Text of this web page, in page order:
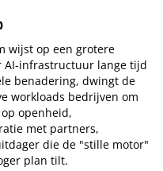
wijst op een grotere
AI-infrastructuur lange tijd
benadering, dwingt de
workloads bedrijven om
openheid,
met partners,
die de "stille motor"
plan tilt.